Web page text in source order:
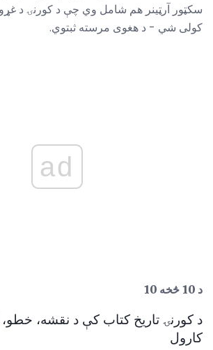
سکټور آرټینر هم شامل وي چې د کورنۍ د
کولی شي - د هغوی مرسته ثبتوي.
ad
د 10 څخه 10
د کورنۍ تاریخ کتاب کې د نقشه، خطو،
کارول